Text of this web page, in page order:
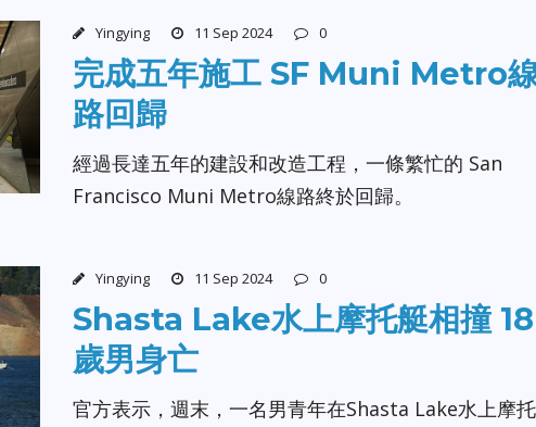
Yingying 11 Sep 2024 0
完成五年施工 SF Muni Metro
路回歸
經過長達五年的建設和改造工程，一條繁忙的 San
Francisco Muni Metro線路終於回歸。
Yingying 11 Sep 2024 0
Shasta Lake水上摩托艇相撞 18
歲男身亡
官方表示，週末，一名男青年在Shasta Lake水上摩托